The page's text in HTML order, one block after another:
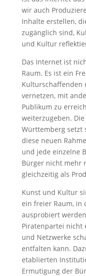
wir auch
Inhalte erstellen,
zugänglich sind,
und Kultur
Das Internet ist
Raum. Es ist ein
Kulturschaffenden
vernetzen, mit
Publikum zu
weiterzugeben.
Württemberg setzt
diese neuen
und jede einzelne
Bürger nicht mehr
gleichzeitig als
Kunst und Kultur
ein freier Raum, in
ausprobiert
Piratenpartei nicht
und Netzwerke
entfalten kann.
etablierten
Ermutigung der